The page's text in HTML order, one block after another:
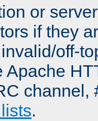
or
if they
off-
Apache
channel,
.